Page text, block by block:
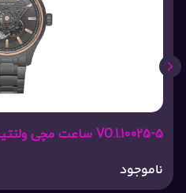
VO.1.10025-5 ساعت مچی ولنتینو
ناموجود